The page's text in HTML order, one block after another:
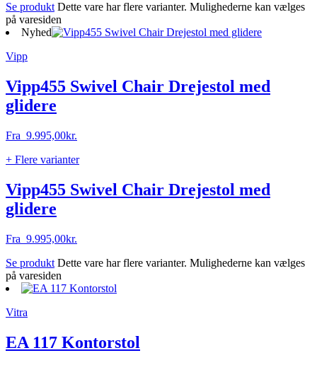
Se produkt Dette vare har flere varianter. Mulighederne kan vælges
på varesiden
Nyhed
Vipp
Vipp455 Swivel Chair Drejestol med
glidere
Fra 9.995,00kr.
+ Flere varianter
Vipp455 Swivel Chair Drejestol med
glidere
Fra 9.995,00kr.
Se produkt Dette vare har flere varianter. Mulighederne kan vælges
på varesiden
Vitra
EA 117 Kontorstol